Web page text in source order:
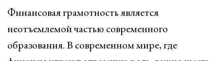
Финансовая грамотность является
неотъемлемой частью современного
образования. В современном мире, где